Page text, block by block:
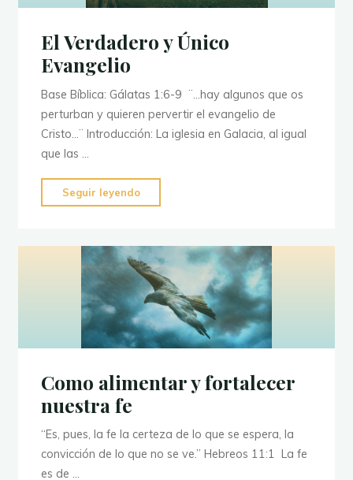
El Verdadero y Único
Evangelio
Base Bíblica: Gálatas 1:6-9 ¨…hay algunos que os
perturban y quieren pervertir el evangelio de
Cristo…¨ Introducción: La iglesia en Galacia, al igual
que las …
Seguir leyendo
Verdadero
Único
Evangelio"
Como alimentar y fortalecer
nuestra fe
“Es, pues, la fe la certeza de lo que se espera, la
convicción de lo que no se ve.” Hebreos 11:1 La fe
es de …